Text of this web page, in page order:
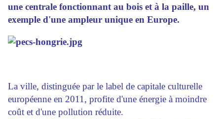
une centrale fonctionnant au bois et à la paille, un
exemple d'une ampleur unique en Europe.
La ville, distinguée par le label de capitale culturelle
européenne en 2011, profite d'une énergie à moindre
coût et d'une pollution réduite.